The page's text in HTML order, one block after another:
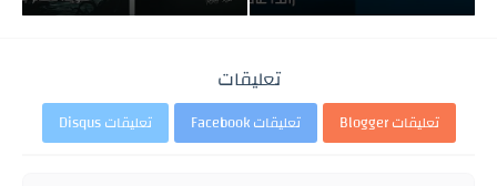
تعليقات
تعليقات Blogger تعليقات Facebook تعليقات Disqus